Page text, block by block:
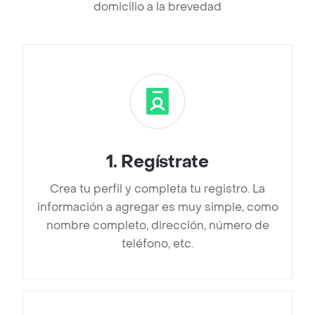
domicilio a la brevedad
1. Regístrate
Crea tu perfil y completa tu registro. La
información a agregar es muy simple, como
nombre completo, dirección, número de
teléfono, etc.